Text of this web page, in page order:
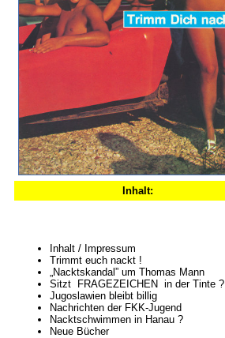
Inhalt:
Inhalt / Impressum
Trimmt euch nackt !
„Nacktskandal” um Thomas Mann
Sitzt FRAGEZEICHEN in der Tinte ?
Jugoslawien bleibt billig
Nachrichten der FKK-Jugend
Nacktschwimmen in Hanau ?
Neue Bücher